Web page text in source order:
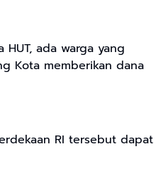
ada warga yang
Kota memberikan dana
RI tersebut dapat